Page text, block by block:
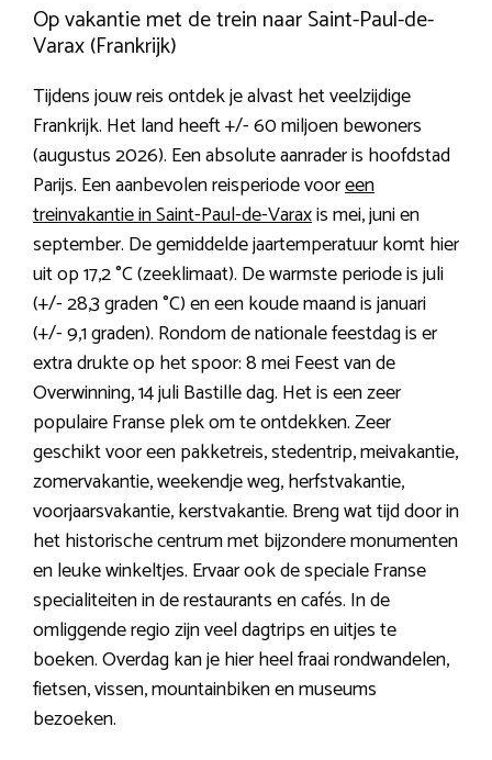
Op vakantie met de trein naar Saint-Paul-de-
Varax (Frankrijk)
Tijdens jouw reis ontdek je alvast het veelzijdige
Frankrijk. Het land heeft +/- 60 miljoen bewoners
(augustus 2026). Een absolute aanrader is hoofdstad
Parijs. Een aanbevolen reisperiode vooreen
treinvakantie in Saint-Paul-de-Varaxis mei, juni en
september. De gemiddelde jaartemperatuur komt hier
uit op 17,2 °C (zeeklimaat). De warmste periode is juli
(+/- 28,3 graden °C) en een koude maand is januari
(+/- 9,1 graden). Rondom de nationale feestdag is er
extra drukte op het spoor: 8 mei Feest van de
Overwinning, 14 juli Bastille dag. Het is een zeer
populaire Franse plek om te ontdekken. Zeer
geschikt voor een pakketreis, stedentrip, meivakantie,
zomervakantie, weekendje weg, herfstvakantie,
voorjaarsvakantie, kerstvakantie. Breng wat tijd door in
het historische centrum met bijzondere monumenten
en leuke winkeltjes. Ervaar ook de speciale Franse
specialiteiten in de restaurants en cafés. In de
omliggende regio zijn veel dagtrips en uitjes te
boeken. Overdag kan je hier heel fraai rondwandelen,
fietsen, vissen, mountainbiken en museums
bezoeken.